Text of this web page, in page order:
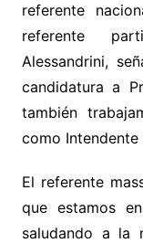
referente
referente
Alessandrini,
candidatura a
también
como Intendente
El referente
que estamos
saludando a